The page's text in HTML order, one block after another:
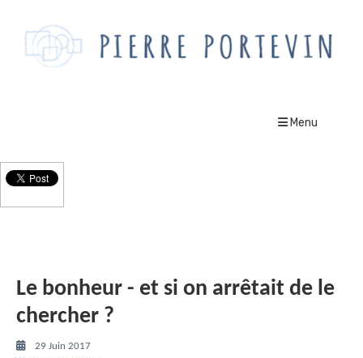
Menu
Le bonheur - et si on arrêtait de le
chercher ?
29 Juin 2017